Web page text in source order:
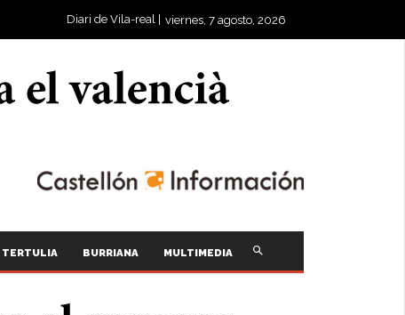
Diari de Vila-real | viernes, 7 agosto, 2026
TERTULIA BURRIANA MULTIMEDIA